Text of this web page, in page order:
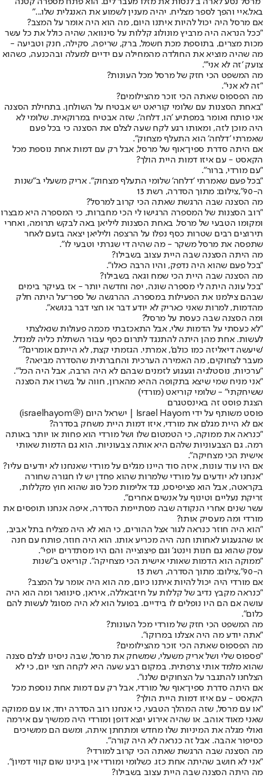
באל.איי והפך לספר מצליח. יהיה מענין לשמוע את האנגלית שלו..."
אם מרסל היה יכול להיות איתנו היום, מה הוא היה אומר על המצב?
"ככל הנראה היה מרביץ מונולוג קללות על סינוואר, שהיה כולל את כל עשר
מכות מצרים, בתוספת מכת חשמל, ברק, שריפה, סקילה, חנק וטביעה -
מה שהיה מוציא את החולדה מהמחילה עם ידיים למעלה ובהכנעה, כשהוא
צועק 'זה לא אני'".
מה המשפט הכי חזק של מרסל מכל העונות?
"זה לא אני".
מה הפספוס שאתה הכי זוכר מהצילומים?
"באחת הסצנות עם שלומי קוריאט יש אבטיח על השולחן. בתחילת הסצנה
אני פותח ואומר במפתיע 'הו, דלחה', שזה אבטיח במרוקאית. שלומי לא
היה מוכן לזה, ומאותו רגע לקח שעה לצלם את הסצנה כי בכל פעם
שאמרתי 'דלחה' הוא התעלף מצחוק".
אם היתה סדרת ספין־אוף של מרסל, אבל רק עם דמות אחת נוספת מכל
הקאסט - עם איזו דמות היית הולך?
"עם מורדי, ברור".
"בכל פעם שאמרתי 'דלחה' שלומי התעלף מצחוק". אריק משעלי ב"שנות
ה-90",צילום: מתוך הסדרה, רשת 13
מה הסצנה שבה הרגשת שאתה הכי קרוב למרסל?
"רוב הסצנות של המספרה הרגישו לי הכי מחברות, כי המספרה היא מבצרו
ומקומו הטבעי של מרסל. באחת הסצנות ליליאן באה לבקש תרומה, ואחרי
תירוצים רבים שטרות כסף נפלו על הרצפה וליליאן יצאה בזעם לאחר
שתפסה את מרסל משקר - מה שהיה די שגרתי וטבעי לו".
מה היתה הסצנה שבה היית עצוב בשבילו?
"בכל פעם שהוא היה נדפק, והיו הרבה כאלו".
מה הסצנה שבה היית הכי שמח וגאה בשבילו?
"בכל עונה היתה לי מספרה שונה, יפה וחדשה יותר - אז בעיקר בימים
שבהם צילמנו את הפעילות במספרה. ההרגשה של ספר־על היתה חלק
מהדמות, למרות שאני כאריק לא יודע דבר או חצי דבר בנושא".
ומה הסצנה שבה כעסת על מרסל?
"לא כעסתי על הדמות שלי, אבל התאכזבתי מכמה פעולות שנאלצתי
לעשות. אחת מהן היתה להתנגד לתרום כסף עבור השתלת כליה למנדל.
'שיעשה דיאליזה כמו כולם', אמרתי. הגזמתי קצת, לא הייתם אומרים?"
מעבר לצחוקים, מה האמירה הערכית והחברתית שהסדרה מביאה?
"ערכיות, נוסטלגיה וגעגוע לזמנים שבהם לא היה הרבה, אבל היה הכל".
"אני מניח שמי שיצא בתקופה ההיא מהארון, חווה על בשרו את הסצנה
ששיחקתי" - שלומי קוריאט (מורדי)
הצגת פוסט זה באינסטגרם
פוסט משותף על ידי ‏‎Israel Hayom | ישראל היום‎‏ (@‏‎israelhayom‎‏)
אם לא היית מגלם את מורדי, איזו דמות היית משחק בסדרה?
"כנראה את ממוקה, כי הטמטום שלו ושל מורדי הוא פחות או יותר באותה
רמה. גם הצבעוניות שלהם היא אותה צבעוניות. הוא גם הדמות שאותי
אישית הכי מצחיקה".
אם היו עוד עונות, איזה סוד היינו מגלים על מורדי שאנחנו לא יודעים עליו?
"אנחנו לא יודעים על מורדי שלמרות שהוא פחדן יש לו חגורה שחורה
בקראטה, אבל הוא פציפיסט, נגד אלימות מכל סוג שהוא חוץ מקללות,
זריקת נעליים וטינוף על אנשים אחרים".
עשר שנים אחרי הנקודה שבה מסתיימת הסדרה, איפה אנחנו תופסים את
מורדי ומה מעסיק אותו?
"הוא היה חוזר כנראה לגור אצל ההורים, כי הוא לא היה מצליח בתל אביב,
או שהגעגוע לאחותו חנה היה מכריע אותו. הוא היה חוזר, פותח עם חנה
עסק שהוא גם חנות וינטג' וגם פיצוצייה והם היו מסתדרים יופי".
"ממוקה הוא הדמות שאותי אישית הכי מצחיקה". קוריאט ב"שנות
ה-90",צילום: מתוך הסדרה, רשת 13
אם מורדי היה יכול להיות איתנו כיום, מה הוא היה אומר על המצב?
"כנראה מקבץ נדיב של קללות על חיזבאללה, איראן, סינוואר ומה הוא היה
עושה אם הם היו נופלים לו בידיים. בפועל הוא לא היה מסוגל לעשות להם
כלום".
מה המשפט הכי חזק של מורדי מכל העונות?
"אתה יודע מה היה אצלנו במרוקו".
מה הפספוס שאתה הכי זוכר מהצילומים?
"פספוס שלי ושל אריק משעלי, שמשחק את מרסל, שבה ניסינו לצלם סצנה
שהוא מלמד אותי צרפתית. במקום רבע שעה היא לקחה חצי יום, כי לא
הצלחנו להתגבר על הצחוקים שלנו".
אם היתה סדרת ספין־אוף של מורדי, אבל רק עם דמות אחת נוספת מכל
הקאסט - עם איזו דמות היית הולך?
"או עם מרסל, שזה המהלך הטבעי, כי אנחנו רוב הסדרה יחד, או עם ממוקה
שאני מאוד אוהב. או שהיה אירוע יוצא דופן ומורדי היה ממשיך עם אירמה
ואולי מגלה את המיניות שלו מחדש ומתחתן איתה, ומשם הם ממשיכים
כסיפור אהבה. אבל זה כנראה לא היה קורה".
מה הסצנה שבה הרגשת שאתה הכי קרוב למורדי?
"אני לא חושב שהיתה אחת כזו. כשלומי ומורדי אין בינינו שום קווי דמיון".
מה היתה הסצנה שבה היית עצוב בשבילו?